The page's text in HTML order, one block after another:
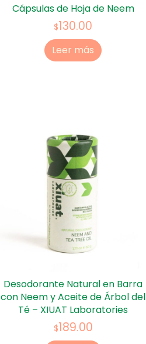
Cápsulas de Hoja de Neem
$130.00
Leer más
Desodorante Natural en Barra
con Neem y Aceite de Árbol del
Té – XIUAT Laboratories
$189.00